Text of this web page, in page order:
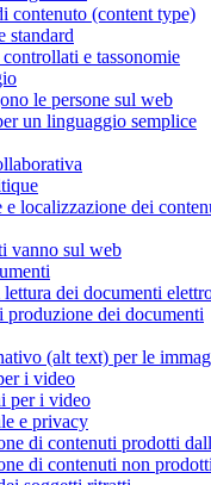
contenuto (content type)
standard
e tassonomie
le persone sul web
un linguaggio semplice
e localizzazione dei
vanno sul web
dei documenti
dei documenti
(alt text) per le
i video
per i video
e privacy
di contenuti prodotti
di contenuti non